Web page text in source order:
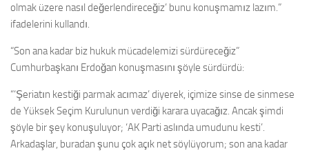
olmak üzere nasıl değerlendireceğiz’ bunu konuşmamız lazım.”
ifadelerini kullandı.
“Son ana kadar biz hukuk mücadelemizi sürdüreceğiz”
Cumhurbaşkanı Erdoğan konuşmasını şöyle sürdürdü:
“‘Şeriatın kestiği parmak acımaz’ diyerek, içimize sinse de sinmese
de Yüksek Seçim Kurulunun verdiği karara uyacağız. Ancak şimdi
şöyle bir şey konuşuluyor; ‘AK Parti aslında umudunu kesti’.
Arkadaşlar, buradan şunu çok açık net söylüyorum; son ana kadar